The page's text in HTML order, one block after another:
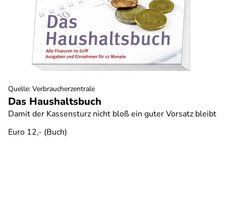
Das Haushaltsbuch
Damit der Kassensturz nicht bloß ein guter Vorsatz bleibt
Euro 12,- (Buch)
Quelle: Verbraucherzentrale